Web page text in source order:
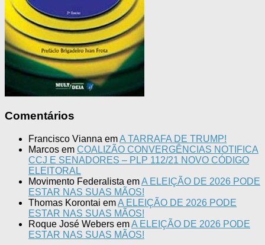
Comentários
Francisco Vianna emA TARRAFA DE TRUMP!
Marcos em COALIZÃO CONVERGÊNCIAS NOTIFICA
CCJ E SENADORES – PLP 112/21 NOVO CÓDIGO
ELEITORAL
Movimento Federalista emA ELEIÇÃO DE 2026 PODE
ESTAR NAS SUAS MÃOS!
Thomas Korontai emA ELEIÇÃO DE 2026 PODE
ESTAR NAS SUAS MÃOS!
Roque José Webers emA ELEIÇÃO DE 2026 PODE
ESTAR NAS SUAS MÃOS!